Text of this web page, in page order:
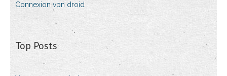
Connexion vpn droid
Top Posts